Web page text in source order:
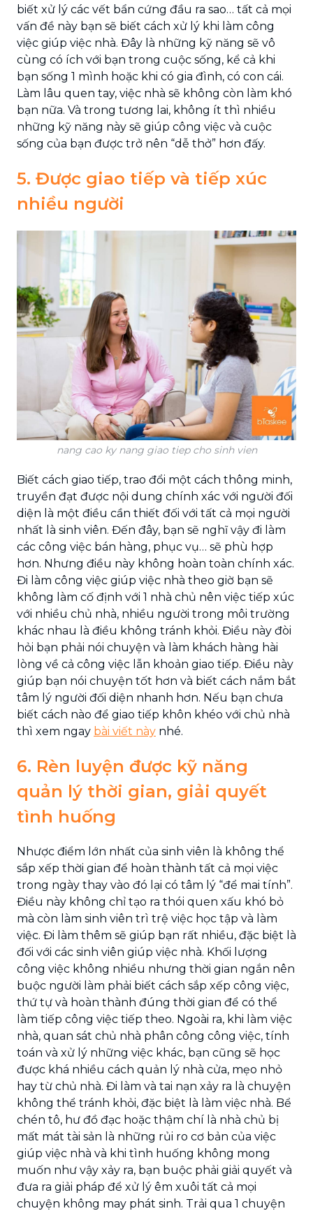
biết xử lý các vết bẩn cứng đầu ra sao… tất cả mọi
vấn đề này bạn sẽ biết cách xử lý khi làm công
việc giúp việc nhà. Đây là những kỹ năng sẽ vô
cùng có ích với bạn trong cuộc sống, kể cả khi
bạn sống 1 mình hoặc khi có gia đình, có con cái.
Làm lâu quen tay, việc nhà sẽ không còn làm khó
bạn nữa. Và trong tương lai, không ít thì nhiều
những kỹ năng này sẽ giúp công việc và cuộc
sống của bạn được trở nên “dễ thở” hơn đấy.
5. Được giao tiếp và tiếp xúc
nhiều người
nang cao ky nang giao tiep cho sinh vien
Biết cách giao tiếp, trao đổi một cách thông minh,
truyền đạt được nội dung chính xác với người đối
diện là một điều cần thiết đối với tất cả mọi người
nhất là sinh viên. Đến đây, bạn sẽ nghĩ vậy đi làm
các công việc bán hàng, phục vụ… sẽ phù hợp
hơn. Nhưng điều này không hoàn toàn chính xác.
Đi làm công việc giúp việc nhà theo giờ bạn sẽ
không làm cố định với 1 nhà chủ nên việc tiếp xúc
với nhiều chủ nhà, nhiều người trong môi trường
khác nhau là điều không tránh khỏi. Điều này đòi
hỏi bạn phải nói chuyện và làm khách hàng hài
lòng về cả công việc lẫn khoản giao tiếp. Điều này
giúp bạn nói chuyện tốt hơn và biết cách nắm bắt
tâm lý người đối diện nhanh hơn. Nếu bạn chưa
biết cách nào để giao tiếp khôn khéo với chủ nhà
thì xem ngay bài viết này nhé.
6. Rèn luyện được kỹ năng
quản lý thời gian, giải quyết
tình huống
Nhược điểm lớn nhất của sinh viên là không thể
sắp xếp thời gian để hoàn thành tất cả mọi việc
trong ngày thay vào đó lại có tâm lý “để mai tính”.
Điều này không chỉ tạo ra thói quen xấu khó bỏ
mà còn làm sinh viên trì trệ việc học tập và làm
việc. Đi làm thêm sẽ giúp bạn rất nhiều, đặc biệt là
đối với các sinh viên giúp việc nhà. Khối lượng
công việc không nhiều nhưng thời gian ngắn nên
buộc người làm phải biết cách sắp xếp công việc,
thứ tự và hoàn thành đúng thời gian để có thể
làm tiếp công việc tiếp theo. Ngoài ra, khi làm việc
nhà, quan sát chủ nhà phân công công việc, tính
toán và xử lý những việc khác, bạn cũng sẽ học
được khá nhiều cách quản lý nhà cửa, mẹo nhỏ
hay từ chủ nhà. Đi làm và tai nạn xảy ra là chuyện
không thể tránh khỏi, đặc biệt là làm việc nhà. Bể
chén tô, hư đồ đạc hoặc thậm chí là nhà chủ bị
mất mát tài sản là những rủi ro cơ bản của việc
giúp việc nhà và khi tình huống không mong
muốn như vậy xảy ra, bạn buộc phải giải quyết và
đưa ra giải pháp để xử lý êm xuôi tất cả mọi
chuyện không may phát sinh. Trải qua 1 chuyện